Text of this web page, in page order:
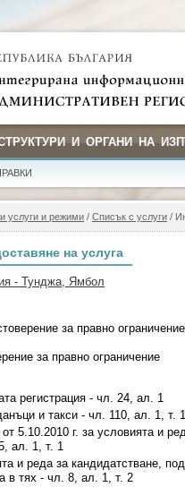
И ОРГАНИ НА
услуги и режими / Списък с услуги /
на услуга
- Тунджа, Ямбол
за правно ограничение
за правно ограничение
регистрация - чл. 24, ал. 1
и такси - чл. 110, ал. 1, т.
5.10.2010 г. за условията и
ал. 1, т. 1
и реда за кандидатстване,
в тях - чл. 8, ал. 1, т. 2